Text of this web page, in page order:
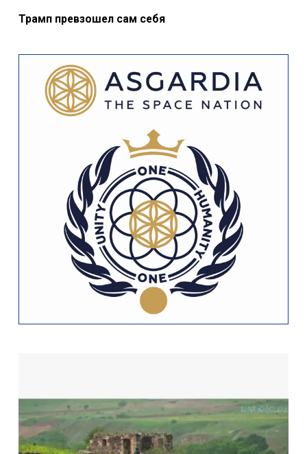
Трамп превзошел сам себя